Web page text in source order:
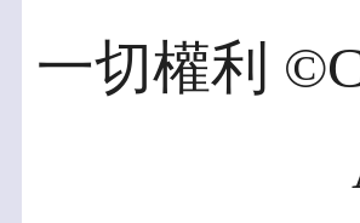
一切權利